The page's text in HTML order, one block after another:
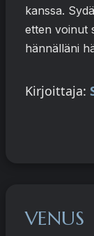
kanssa.
etten voinut
hännälläni
Kirjoittaja:
VENUS